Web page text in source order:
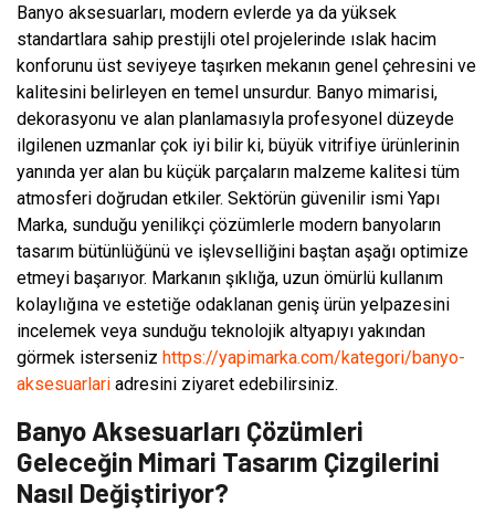
Banyo aksesuarları, modern evlerde ya da yüksek
standartlara sahip prestijli otel projelerinde ıslak hacim
konforunu üst seviyeye taşırken mekanın genel çehresini ve
kalitesini belirleyen en temel unsurdur. Banyo mimarisi,
dekorasyonu ve alan planlamasıyla profesyonel düzeyde
ilgilenen uzmanlar çok iyi bilir ki, büyük vitrifiye ürünlerinin
yanında yer alan bu küçük parçaların malzeme kalitesi tüm
atmosferi doğrudan etkiler. Sektörün güvenilir ismi Yapı
Marka, sunduğu yenilikçi çözümlerle modern banyoların
tasarım bütünlüğünü ve işlevselliğini baştan aşağı optimize
etmeyi başarıyor. Markanın şıklığa, uzun ömürlü kullanım
kolaylığına ve estetiğe odaklanan geniş ürün yelpazesini
incelemek veya sunduğu teknolojik altyapıyı yakından
görmek isterseniz https://yapimarka.com/kategori/banyo-
aksesuarlari adresini ziyaret edebilirsiniz.
Banyo Aksesuarları Çözümleri
Geleceğin Mimari Tasarım Çizgilerini
Nasıl Değiştiriyor?